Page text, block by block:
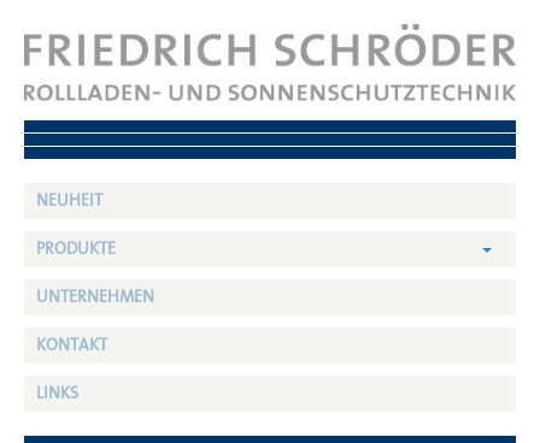
NEUHEIT
PRODUKTE
UNTERNEHMEN
KONTAKT
LINKS